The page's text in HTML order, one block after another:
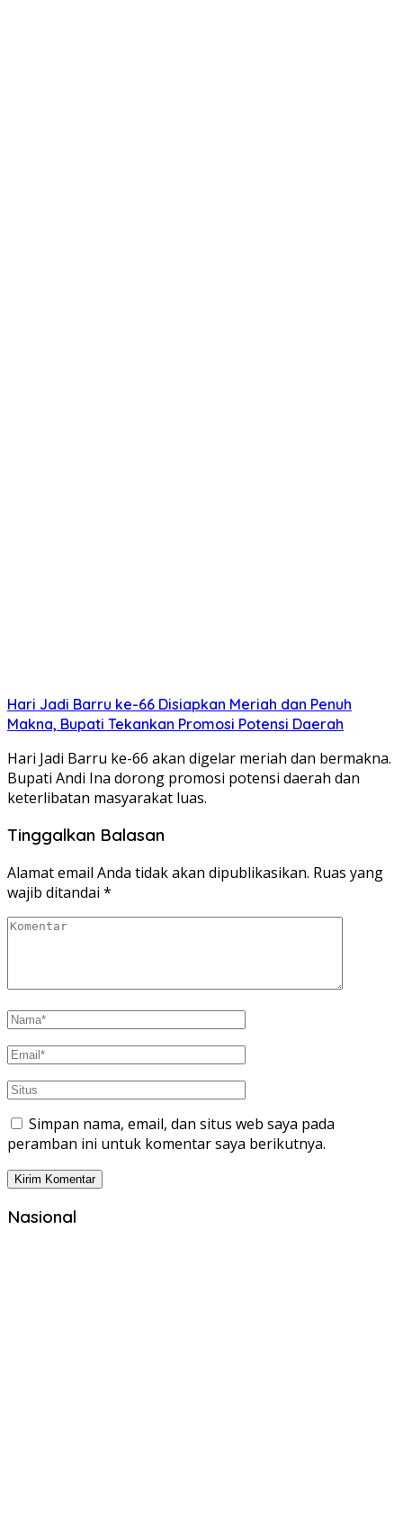
Hari Jadi Barru ke-66 Disiapkan Meriah dan Penuh
Makna, Bupati Tekankan Promosi Potensi Daerah
Hari Jadi Barru ke-66 akan digelar meriah dan bermakna.
Bupati Andi Ina dorong promosi potensi daerah dan
keterlibatan masyarakat luas.
Tinggalkan Balasan
Alamat email Anda tidak akan dipublikasikan. Ruas yang
wajib ditandai *
Simpan nama, email, dan situs web saya pada
peramban ini untuk komentar saya berikutnya.
Nasional